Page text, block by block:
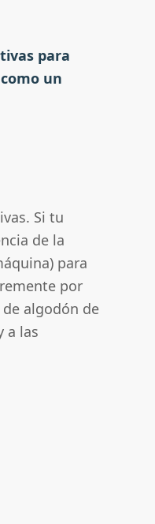
para
un
Si tu
de la
para
por
algodón de
a las